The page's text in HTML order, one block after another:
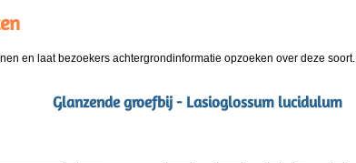
en laat bezoekers achtergrondinformatie opzoeken over deze soort.
Glanzende groefbij - Lasioglossum lucidulum